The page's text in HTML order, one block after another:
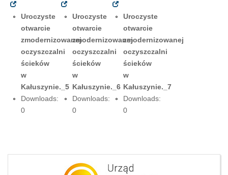
Uroczyste
otwarcie
zmodernizowanej
oczyszczalni
ścieków
w
Kałuszynie._5
Downloads:
0
Uroczyste
otwarcie
zmodernizowanej
oczyszczalni
ścieków
w
Kałuszynie._6
Downloads:
0
Uroczyste
otwarcie
zmodernizowanej
oczyszczalni
ścieków
w
Kałuszynie._7
Downloads:
0